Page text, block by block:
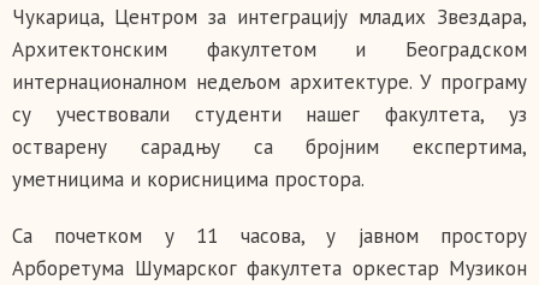
Чукарица, Центром за интеграцију младих Звездара,
Архитектонским факултетом и Београдском
интернационалном недељом архитектуре. У програму
су учествовали студенти нашег факултета, уз
остварену сарадњу са бројним експертима,
уметницима и корисницима простора.
Са почетком у 11 часова, у јавном простору
Арборетума Шумарског факултета оркестар Музикон